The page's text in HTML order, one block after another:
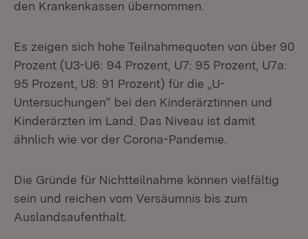
den Krankenkassen übernommen.
Es zeigen sich hohe Teilnahmequoten von über 90
Prozent (U3-U6: 94 Prozent, U7: 95 Prozent, U7a:
95 Prozent, U8: 91 Prozent) für die „U-
Untersuchungen“ bei den Kinderärztinnen und
Kinderärzten im Land. Das Niveau ist damit
ähnlich wie vor der Corona-Pandemie.
Die Gründe für Nichtteilnahme können vielfältig
sein und reichen vom Versäumnis bis zum
Auslandsaufenthalt.